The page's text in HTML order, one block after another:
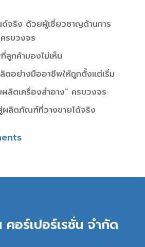
จริง ด้วยผู้เชี่ยวชาญด้านการ
รบวงจร
กค้ามองไม่เห็น
ตอย่างมืออาชีพให้ถูกตั้งแต่เริ่ม
ผลิตเครื่องสำอาง” ครบวงจร
ผลิตภัณฑ์ที่วางขายได้จริง
อร์เปอร์เรชั่น จำกัด